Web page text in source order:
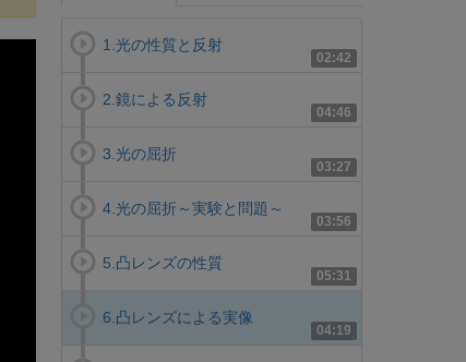
02:42
1.光の性質と反射
04:46
2.鏡による反射
03:27
3.光の屈折
03:56
4.光の屈折～実験と問題～
05:31
5.凸レンズの性質
04:19
6.凸レンズによる実像